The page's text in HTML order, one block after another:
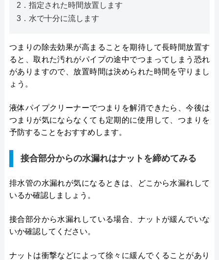
2．指定された時間放置します
3．水で十分に流します
つまりの除去効果が高まることを期待して長時間放置す
ると、取れた汚れがパイプの途中でつまってしまう恐れ
がありますので、放置時間は決められた時間を守りまし
ょう。
液体パイプクリーナーでつまりを解消できたら、今後は
つまりが気にならなくても定期的に使用して、つまりを
予防することをおすすめします。
接合部分からの水漏れはナットを締めてみる
排水管の水漏れが気になるときは、どこから水漏れして
いるか確認しましょう。
接合部分から水漏れしている場合、ナットが緩んでいな
いか確認してください。
ナットは衝撃などによって徐々に緩んでくることがあり